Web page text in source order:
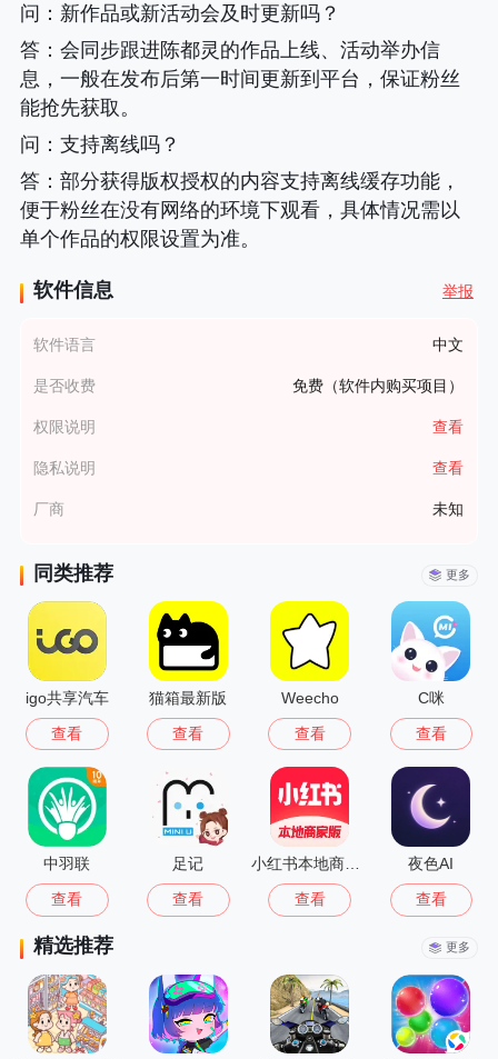
问 ：新作品或新活动会及时更新吗？
答：会同步跟进陈都灵的作品上线、活动举办信
息，一般在发布后第一时间更新到平台，保证粉丝
能抢先获取。
问 ：支持离线吗？
答：部分获得版权授权的内容支持离线缓存功能，
便于粉丝在没有网络的环境下观看，具体情况需以
单个作品的权限设置为准。
软件信息 举报
软件语言 中文
是否收费 免费（软件内购买项目）
权限说明 查看
隐私说明 查看
厂商 未知
同类推荐 更多
igo共享汽车
查看
猫箱最新版
查看
Weecho
查看
C咪
查看
中羽联
查看
足记
查看 查看
夜色AI
查看
精选推荐 更多